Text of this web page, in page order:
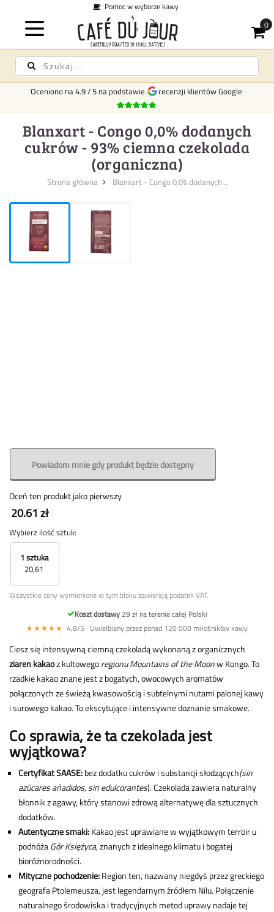
Oceniono na4.9/5 na podstawie recenzji klientów Google
Blanxart - Congo 0,0% dodanych
cukrów - 93% ciemna czekolada
(organiczna)
Strona główna Blanxart - Congo 0,0% dodanych...
Powiadom mnie gdy produkt będzie dostępny
Oceń ten produkt jako pierwszy
20.61 zł
Wybierz ilość sztuk:
1 sztuka
20,61
Wszystkie ceny wymienione w tym bloku zawierają podatek VAT.
Koszt dostawy29 zł na terenie całej Polski
★★★★★ 4,8/5 · Uwielbiany przez ponad 120 000 miłośników kawy
Ciesz się intensywną ciemną czekoladą wykonaną z organicznych
ziaren kakaoz kultowegoregionu Mountains of the Moonw Kongo. To
rzadkie kakao znane jest z bogatych, owocowych aromatów
połączonych ze świeżą kwasowością i subtelnymi nutami palonej kawy
i surowego kakao. To ekscytujące i intensywne doznanie smakowe.
Co sprawia, że ta czekolada jest
wyjątkowa?
Certyfikat SAASE:bez dodatku cukrów i substancji słodzących(sin
azúcares añadidos, sin edulcorantes). Czekolada zawiera naturalny
błonnik z agawy, który stanowi zdrową alternatywę dla sztucznych
dodatków.
Autentyczne smaki:Kakao jest uprawiane w wyjątkowym terroir u
podnóżaGór Księżyca, znanych z idealnego klimatu i bogatej
bioróżnorodności.
Mityczne pochodzenie:Region ten, nazwany niegdyś przez greckiego
geografa Ptolemeusza, jest legendarnym źródłem Nilu. Połączenie
naturalnego środowiska i tradycyjnych metod uprawy nadaje tej